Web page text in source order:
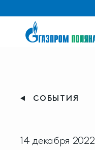
СОБЫТИЯ
14 декабря 2022